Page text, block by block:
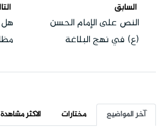
السابق
النص على الإمام الحسن
(ع) في نهج البلاغة
هل
آخر المواضيع مختارات
الاكثر مشاهدة